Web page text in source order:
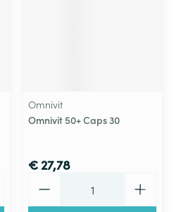
Omnivit
Omnivit 50+ Caps 30
€ 27,78